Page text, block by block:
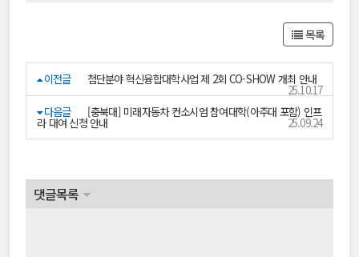
목록
이전글 첨단분야 혁신융합대학사업 제 2회 CO-SHOW 개최 안내
25.10.17
다음글
[충북대] 미래자동차 컨소시엄 참여대학(아주대 포함) 인프
라 대여 신청 안내 25.09.24
댓글목록